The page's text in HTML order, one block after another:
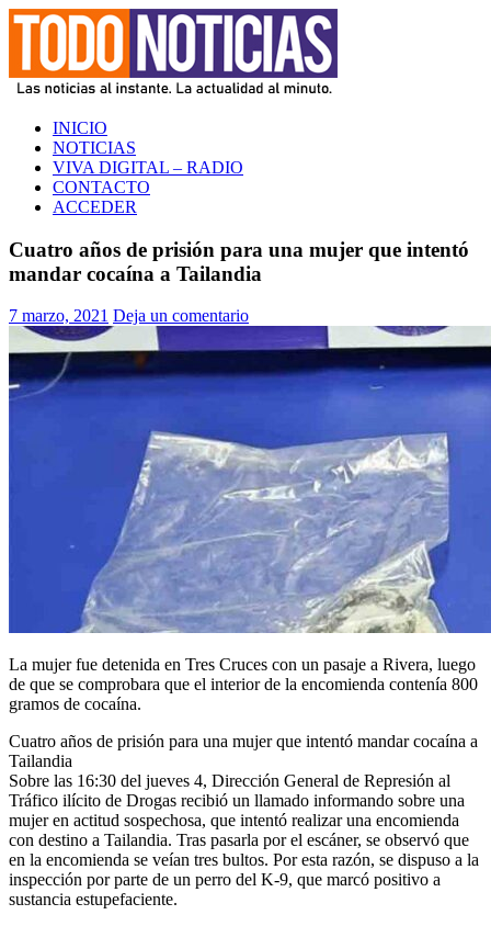
Saltar
contenido
TODO NOTICIAS
La noticia al instante. La actualidad al minuto
INICIO
NOTICIAS
VIVA DIGITAL – RADIO
CONTACTO
ACCEDER
Cuatro años de prisión para una mujer que intentó
mandar cocaína a Tailandia
7 marzo, 2021 Deja un comentario
La mujer fue detenida en Tres Cruces con un pasaje a Rivera, luego
de que se comprobara que el interior de la encomienda contenía 800
gramos de cocaína.
Cuatro años de prisión para una mujer que intentó mandar cocaína a
Tailandia
Sobre las 16:30 del jueves 4, Dirección General de Represión al
Tráfico ilícito de Drogas recibió un llamado informando sobre una
mujer en actitud sospechosa, que intentó realizar una encomienda
con destino a Tailandia. Tras pasarla por el escáner, se observó que
en la encomienda se veían tres bultos. Por esta razón, se dispuso a la
inspección por parte de un perro del K-9, que marcó positivo a
sustancia estupefaciente.